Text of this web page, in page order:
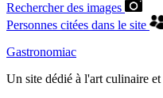
Rechercher des images
Personnes citées dans le site
Gastronomiac
Un site dédié à l'art culinaire